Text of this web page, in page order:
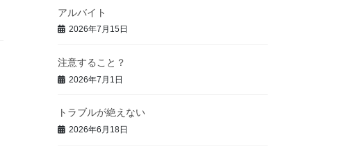
アルバイト
2026年7月15日
注意すること？
2026年7月1日
トラブルが絶えない
2026年6月18日